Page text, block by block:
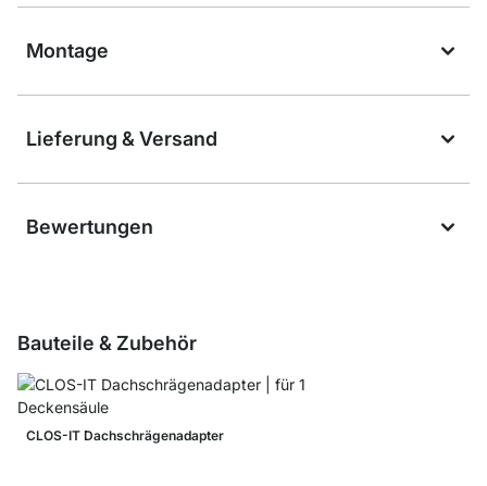
Montage
Lieferung & Versand
Bewertungen
Bauteile & Zubehör
CLOS-IT Dachschrägenadapter